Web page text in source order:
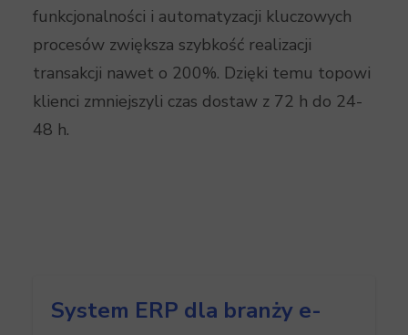
funkcjonalności i automatyzacji kluczowych
procesów zwiększa szybkość realizacji
transakcji nawet o 200%. Dzięki temu topowi
klienci zmniejszyli czas dostaw z 72 h do 24-
48 h.
System ERP dla branży e-